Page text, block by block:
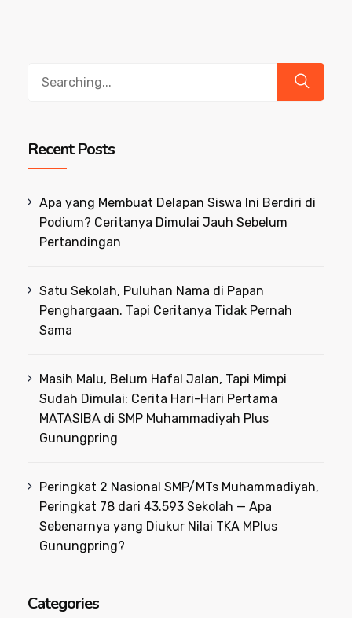
Recent Posts
Apa yang Membuat Delapan Siswa Ini Berdiri di
Podium? Ceritanya Dimulai Jauh Sebelum
Pertandingan
Satu Sekolah, Puluhan Nama di Papan
Penghargaan. Tapi Ceritanya Tidak Pernah
Sama
Masih Malu, Belum Hafal Jalan, Tapi Mimpi
Sudah Dimulai: Cerita Hari-Hari Pertama
MATASIBA di SMP Muhammadiyah Plus
Gunungpring
Peringkat 2 Nasional SMP/MTs Muhammadiyah,
Peringkat 78 dari 43.593 Sekolah — Apa
Sebenarnya yang Diukur Nilai TKA MPlus
Gunungpring?
Categories